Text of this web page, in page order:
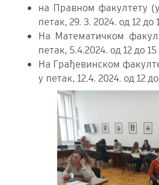
на Правном факултету
петак, 29. 3. 2024. од 12 до
На Математичком
петак, 5.4.2024. од 12 до
На Грађевинском
у петак, 12.4. 2024. од 12